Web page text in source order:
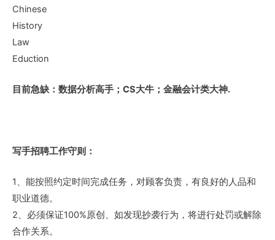
Chinese
History
Law
Eduction
目前急缺：数据分析高手；CS大牛；金融会计类大神.
写手招聘工作守则：
1、能按照约定时间完成任务，对顾客负责，有良好的人品和
职业道德。
2、必须保证100%原创、如发现抄袭行为，将进行处罚或解除
合作关系。